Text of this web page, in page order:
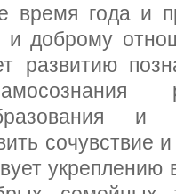
время года и
и доброму
развитию
и
сочувствие